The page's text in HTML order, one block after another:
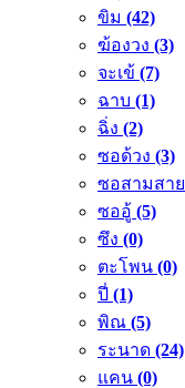
ขิม (42)
ฆ้องวง (3)
จะเข้ (7)
ฉาบ (1)
ฉิ่ง (2)
ซอด้วง (3)
ซอสามสาย
ซออู้ (5)
ซึง (0)
ตะโพน (0)
ปี่ (1)
พิณ (5)
ระนาด (24)
แคน (0)